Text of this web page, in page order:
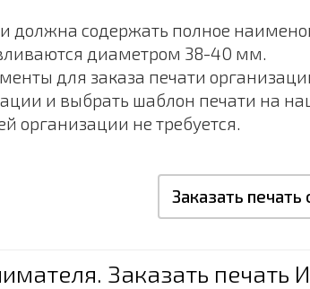
должна содержать полное
диаметром 38-40 мм.
для заказа печати
и выбрать шаблон печати на
организации не требуется.
Заказать печать
Заказать печать